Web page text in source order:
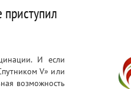
И если
V» или
возможность